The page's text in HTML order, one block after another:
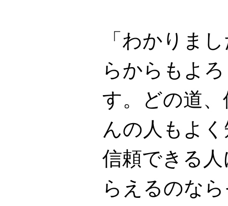
「わかりま
らからもよ
す。どの道
んの人もよ
信頼できる
らえるのな